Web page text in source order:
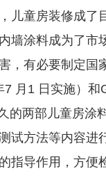
儿童房装修成
墙涂料成为了
，有必要制定
月1 日实施）
的两部儿童房
试方法等内容
指导作用，方